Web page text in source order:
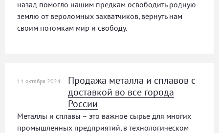
назад помогло нашим предкам освободить родную
землю от вероломных захватчиков, вернуть нам
своим потомкам мир и свободу.
11 октября 2024
Продажа металла и сплавов с
доставкой во все города
России
Металлы и сплавы – это важное сырье для многих
промышленных предприятий, в технологическом